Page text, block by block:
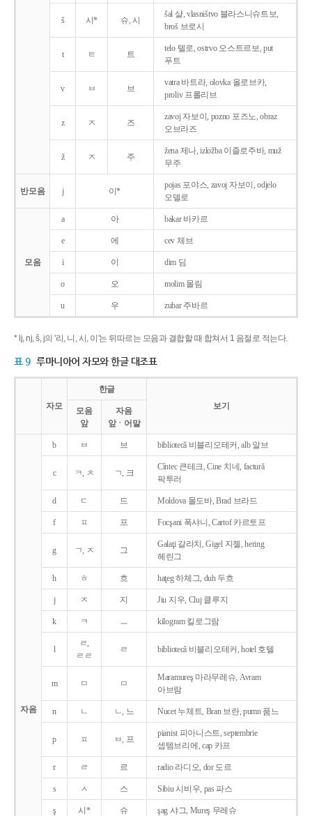
š 시* 슈, 시
šal 샬, vlasništvo 블라스니슈트보,
broš 브로시
t ㅌ 트
telo 텔로, ostrvo 오스트르보, put
푸트
v ㅂ 브
vatra 바트라, olovka 올로브카,
proliv 프롤리브
z ㅈ 즈
zavoj 자보이, pozno 포즈노, obraz
오브라즈
ž ㅈ 주
žena 제나, izložba 이즐로주바, muž
무주
반모음 j 이*
pojas 포야스, zavoj 자보이, odjelo
오델로
모음
a 아 bakar 바카르
e 에 cev 체브
i 이 dim 딤
o 오 molim 몰림
u 우 zubar 주바르
* lj, nj, š, j의 '리, 니, 시, 이'는 뒤따르는 모음과 결합할 때 합쳐서 1 음절로 적는다.
표 9 루마니아어 자모와 한글 대조표
자모
한글
보기
모음
앞
자음
앞ㆍ어말
자음
b ㅂ 브 bibliotecǎ 비블리오테커, alb 알브
c ㅋ, ㅊ ㄱ, 크
Cîntec 큰테크, Cine 치네, facturǎ
팍투러
d ㄷ 드 Moldova 몰도바, Brad 브라드
f ㅍ 프 Focşani 폭샤니, Cartof 카르토프
g ㄱ, ㅈ 그
Galaţi 갈라치, Gigel 지젤, hering
헤린그
h ㅎ 흐 haţeg 하체그, duh 두흐
j ㅈ 지 Jiu 지우, Cluj 클루지
k ㅋ ㅡ kilogram 킬로그람
l
ㄹ,
ㄹㄹ
ㄹ bibliotecǎ 비블리오테커, hotel 호텔
m ㅁ ㅁ
Maramureş 마라무레슈, Avram
아브람
n ㄴ ㄴ, 느 Nucet 누체트, Bran 브란, pumn 품느
p ㅍ ㅂ, 프
pianist 피아니스트, septembrie
셉템브리에, cap 카프
r ㄹ 르 radio 라디오, dor 도르
s ㅅ 스 Sibiu 시비우, pas 파스
ş 시* 슈 şag 샤그, Mureş 무레슈